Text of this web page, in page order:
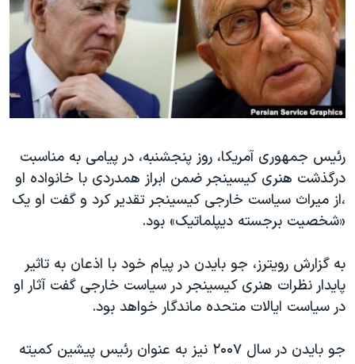
فرهنگ و زندگی
حقوق شهروندی
اقتصادی
علم و فناوری
گالری عکس
آرشیو پخش زنده
مستندها
انتخابات ریاست جمهوری آمریکا ۲۰۲۴
حمله جمهوری اسلامی به اسرائیل
رمز مهسا
اعتراضات زن، زندگی، آزادی
مجموعه مستندهای دادخواهی
تریبونال مردمی آبان ۹۸
چهل سال گروگان‌گیری
قانون شفافیت دارائی کادر رهبری ایران
اسرائیل در جنگ
دنبال کنید
زبانهای مختلف
رئیس جمهوری آمریکا، روز پنجشنبه، در پیامی به مناسبت
درگذشت هنری کیسینجر ضمن ابراز همدردی با خانواده او
،از میراث سیاست خارجی کیسینجر تقدیر کرد و گفت او یک
«شخصیت برجسته دیپلماتیک» بود.
به گزارش رویترز، جو بایدن در پیام خود با اذعان به تاثیر
پایدار نظرات هنری کیسینجر در سیاست خارجی گفت آثار او
در سیاست ایالات متحده ماندگار خواهد بود.
جو بایدن در سال ۲۰۰۷ نیز به عنوان رئیس پیشین کمیته